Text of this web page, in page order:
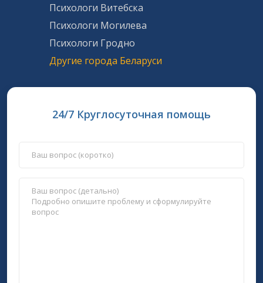
Психологи Витебска
Психологи Могилева
Психологи Гродно
Другие города Беларуси
24/7 Круглосуточная помощь